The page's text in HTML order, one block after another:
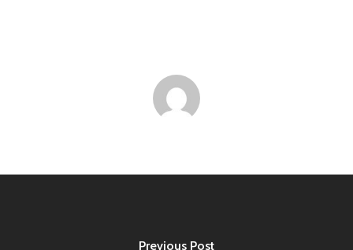
Previous Post